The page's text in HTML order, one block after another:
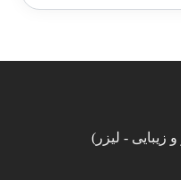
زیبایی - لیزر)